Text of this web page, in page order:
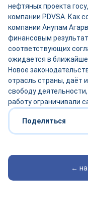
нефтяных проекта
компании PDVSA. Как
компании Анупам
финансовым
соответствующих
ожидается в
Новое
отрасль страны, даёт
свободу
работу ограничивали
Поделиться
← на